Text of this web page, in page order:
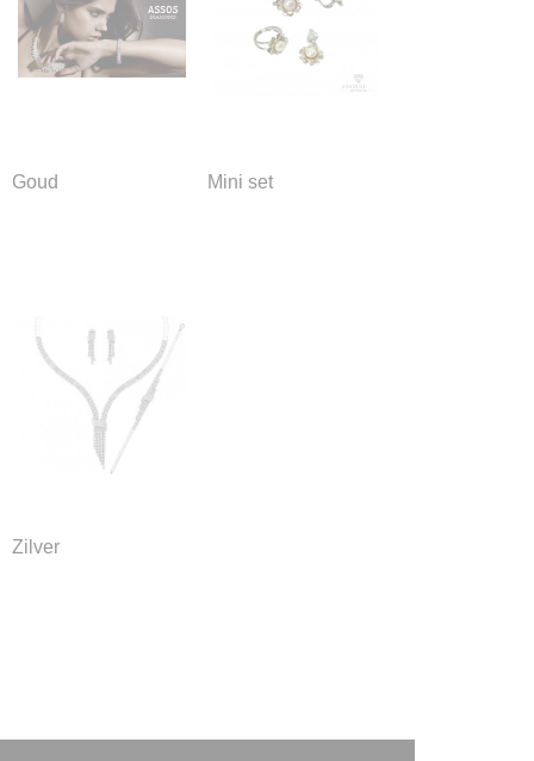
Goud Mini set
Zilver